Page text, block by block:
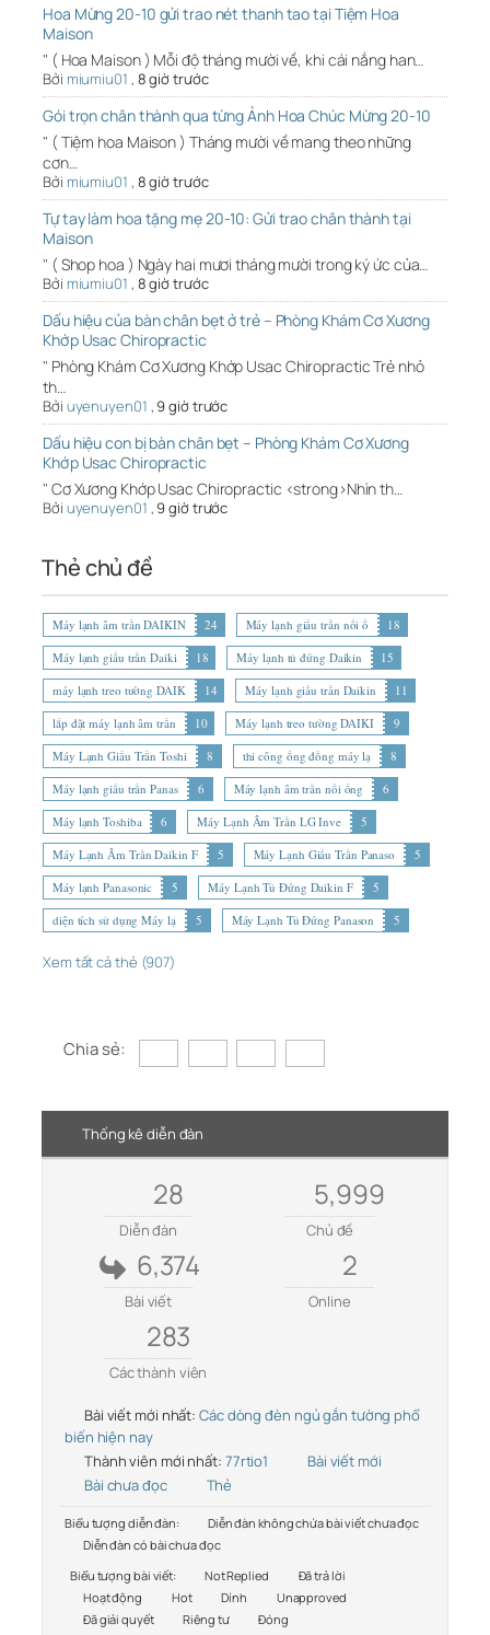
Hoa Mừng 20-10 gửi trao nét thanh tao tại Tiệm Hoa
Maison
" ( Hoa Maison ) Mỗi độ tháng mười về, khi cái nắng han…
Bởi miumiu01 , 8 giờ trước
Gói trọn chân thành qua từng Ảnh Hoa Chúc Mừng 20-10
" ( Tiệm hoa Maison ) Tháng mười về mang theo những
cơn…
Bởi miumiu01 , 8 giờ trước
Tự tay làm hoa tặng mẹ 20-10: Gửi trao chân thành tại
Maison
" ( Shop hoa ) Ngày hai mươi tháng mười trong ký ức của…
Bởi miumiu01 , 8 giờ trước
Dấu hiệu của bàn chân bẹt ở trẻ – Phòng Khám Cơ Xương
Khớp Usac Chiropractic
" Phòng Khám Cơ Xương Khớp Usac Chiropractic Trẻ nhỏ
th…
Bởi uyenuyen01 ,9 giờ trước
Dấu hiệu con bị bàn chân bẹt – Phòng Khám Cơ Xương
Khớp Usac Chiropractic
" Cơ Xương Khớp Usac Chiropractic <strong>Nhìn th…
Bởi uyenuyen01 ,9 giờ trước
Thẻ chủ đề
Máy lạnh âm trần DAIKIN 24 Máy lạnh giấu trần nối ố
18
Máy lạnh giấu trần Daiki
18 Máy lạnh tủ đứng Daikin
15
máy lạnh treo tường DAIK
14 Máy lạnh giấu trần Daikin
11
lắp đặt máy lạnh âm trần
10 Máy lạnh treo tường DAIKI
9
Máy Lạnh Giấu Trần Toshi
8 thi công ống đồng máy lạ
8
Máy lạnh giấu trần Panas
6 Máy lạnh âm trần nối ống
6
Máy lạnh Toshiba
6 Máy Lạnh Âm Trần LG Inve
5
Máy Lạnh Âm Trần Daikin F
5 Máy Lạnh Giấu Trần Panaso
5
Máy lạnh Panasonic
5 Máy Lạnh Tủ Đứng Daikin F
5
diện tích sử dụng Máy lạ
5 Máy Lạnh Tủ Đứng Panason 5
Xem tất cả thẻ (907)
Chia sẻ:
Thống kê diễn đàn
28
Diễn đàn
5,999
Chủ đề
6,374
Bài viết
2
Online
283
Các thành viên
Bài viết mới nhất: Các dòng đèn ngủ gắn tường phổ
biến hiện nay
Thành viên mới nhất: 77rtio1
Bài viết mới
Bài chưa đọc
Thẻ
Biểu tượng diễn đàn:
Diễn đàn không chứa bài viết chưa đọc
Diễn đàn có bài chưa đọc
Biểu tượng bài viết:
Not Replied
Đã trả lời
Hoạt động
Hot Dính
Unapproved
Đã giải quyết
Riêng tư Đóng